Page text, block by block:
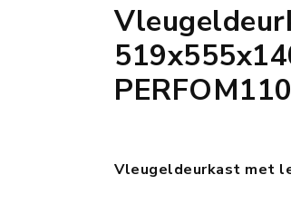
Vleugeldeurkast met